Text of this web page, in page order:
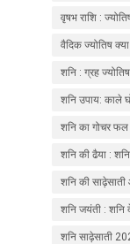
upaay
वृषभ राशि :
वैदिक ज्योतिष
शनि : ग्रह
शनि उपाय: काले
शनि का गोचर फल
शनि की ढैया :
शनि की
शनि जयंती : शनि
शनि साढ़ेसाती